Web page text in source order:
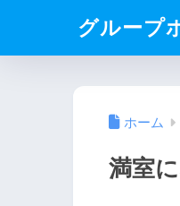
グループ
ホーム
満室